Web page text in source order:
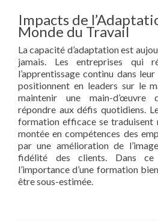
Impacts de
Monde du Travail
La capacité d’adaptation est
jamais. Les entreprises qui
l’apprentissage continu dans
positionnent en leaders sur le
maintenir une main-d’œuvre
répondre aux défis quotidiens.
formation efficace se traduisent
montée en compétences des
par une amélioration de
fidélité des clients. Dans ce
l’importance d’une formation
être sous-estimée.